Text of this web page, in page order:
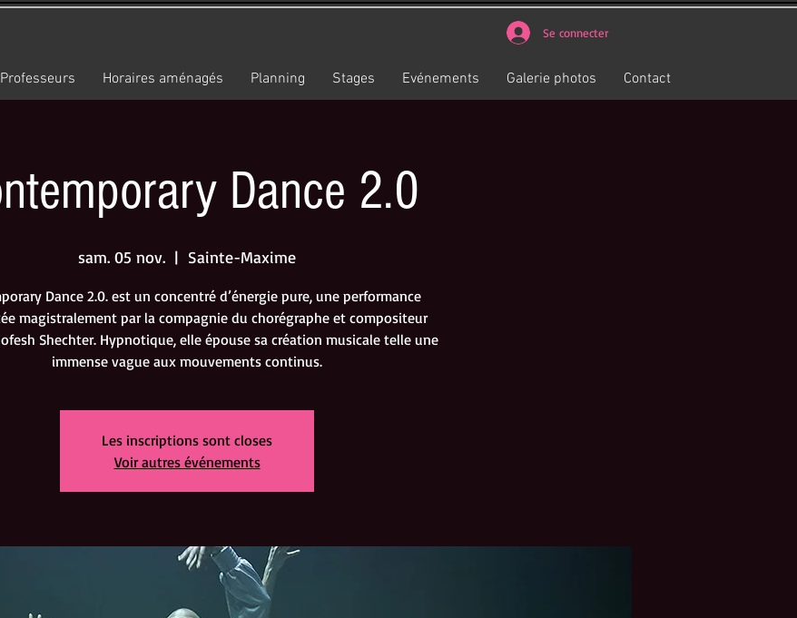
Se connecter
Professeurs Horaires aménagés Planning Stages Evénements Galerie photos Contact
Dance 2.0
sam. 05 nov.
  |
Sainte-Maxime
Dance 2.0. est un concentré d’énergie pure, une performance
magistralement par la compagnie du chorégraphe et compositeur
Shechter. Hypnotique, elle épouse sa création musicale telle une
immense vague aux mouvements continus.
Les inscriptions sont closes
Voir autres événements